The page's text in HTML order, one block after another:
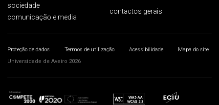
sociedade
comunicação e media
contactos gerais
Proteção de dados Termos de utilização Acessibilidade
Mapa do site
Universidade de Aveiro 2026